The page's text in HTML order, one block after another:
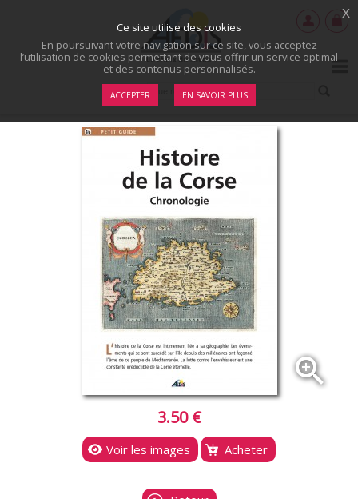
zoom_in
3.50 €
Voir les images Acheter
Ce site utilise des cookies
En poursuivant votre navigation sur ce site, vous acceptez
l’utilisation de cookies permettant de vous offrir un service optimal
et des contenus personnalisés.
ACCEPTER EN SAVOIR PLUS
x